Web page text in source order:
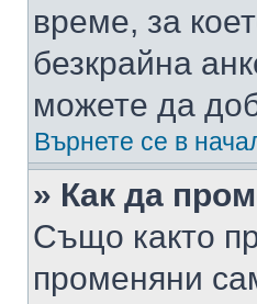
време, за
безкрайна
можете да
Върнете се в
» Как да
Също както
променяни